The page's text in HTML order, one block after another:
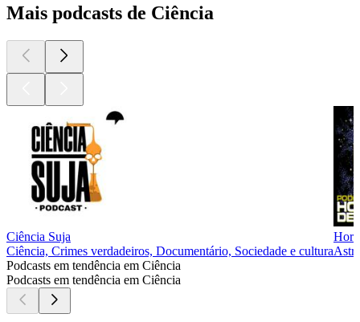
Mais podcasts de Ciência
Ciência Suja
Ciência, Crimes verdadeiros, Documentário, Sociedade e cultura
Podcasts em tendência em Ciência
Podcasts em tendência em Ciência